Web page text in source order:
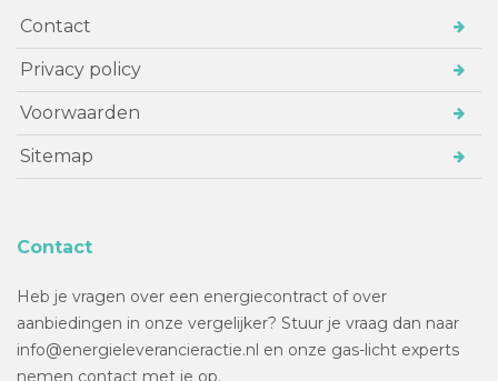
Contact
Privacy policy
Voorwaarden
Sitemap
Contact
Heb je vragen over een energiecontract of over
aanbiedingen in onze vergelijker? Stuur je vraag dan naar
info@energieleverancieractie.nl en onze gas-licht experts
nemen contact met je op.